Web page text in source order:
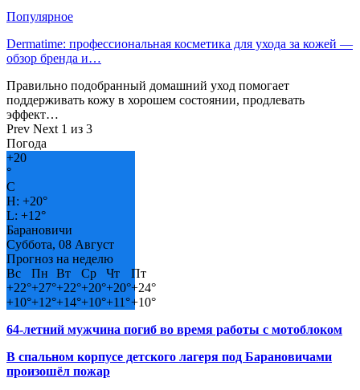
Популярное
Dermatime: профессиональная косметика для ухода за кожей —
обзор бренда и…
Правильно подобранный домашний уход помогает
поддерживать кожу в хорошем состоянии, продлевать
эффект…
Prev Next 1 из 3
Погода
+20
°
C
H: +20°
L: +12°
Барановичи
Суббота, 08 Август
Прогноз на неделю
Вс
Пн Вт Ср Чт
Пт
+22°+27°+22°+20°+20°+24°
+10°+12°+14°+10°+11°+10°
64-летний мужчина погиб во время работы с мотоблоком
В спальном корпусе детского лагеря под Барановичами
произошёл пожар